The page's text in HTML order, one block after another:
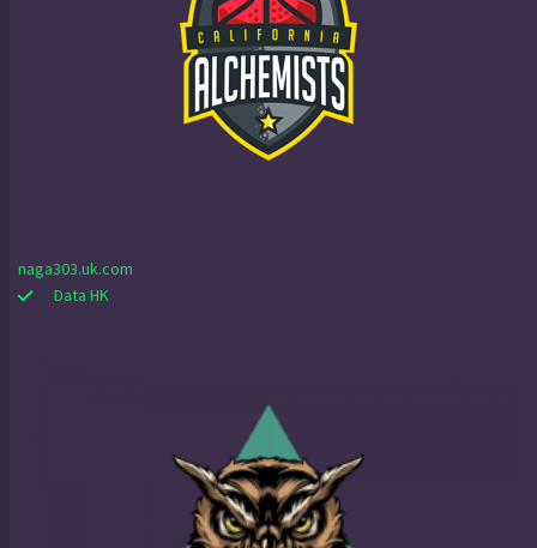
naga303.uk.com
Data HK